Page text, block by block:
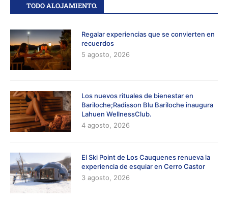
TODO ALOJAMIENTO.
Regalar experiencias que se convierten en
recuerdos
5 agosto, 2026
Los nuevos rituales de bienestar en
Bariloche;Radisson Blu Bariloche inaugura
Lahuen WellnessClub.
4 agosto, 2026
El Ski Point de Los Cauquenes renueva la
experiencia de esquiar en Cerro Castor
3 agosto, 2026